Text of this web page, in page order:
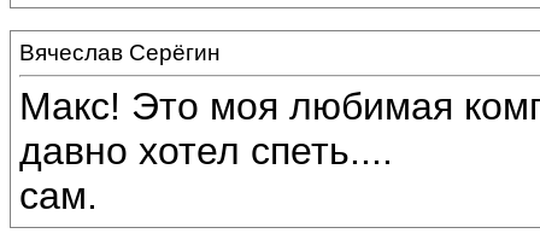
Вячеслав Серёгин
Макс! Это моя любимая
давно хотел спеть....
сам.